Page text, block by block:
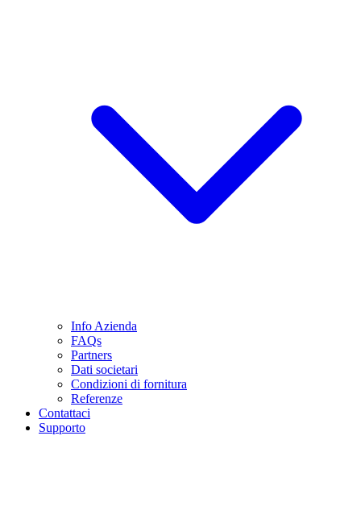
Info Azienda
FAQs
Partners
Dati societari
Condizioni di fornitura
Referenze
Contattaci
Supporto